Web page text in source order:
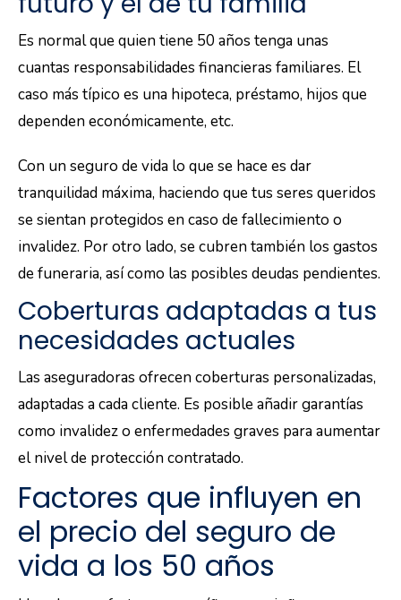
Es normal que quien tiene 50 años tenga unas
cuantas responsabilidades financieras familiares. El
caso más típico es una hipoteca, préstamo, hijos que
dependen económicamente, etc.
Con un seguro de vida lo que se hace es dar
tranquilidad máxima, haciendo que tus seres queridos
se sientan protegidos en caso de fallecimiento o
invalidez. Por otro lado, se cubren también los gastos
de funeraria, así como las posibles deudas pendientes.
Coberturas adaptadas a tus
necesidades actuales
Las aseguradoras ofrecen coberturas personalizadas,
adaptadas a cada cliente. Es posible añadir garantías
como invalidez o enfermedades graves para aumentar
el nivel de protección contratado.
Factores que influyen en
el precio del seguro de
vida a los 50 años